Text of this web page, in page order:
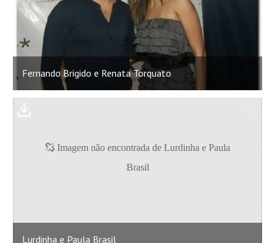
Fernando Brigido e Renata Torquato
Lurdinha e Paula Brasil